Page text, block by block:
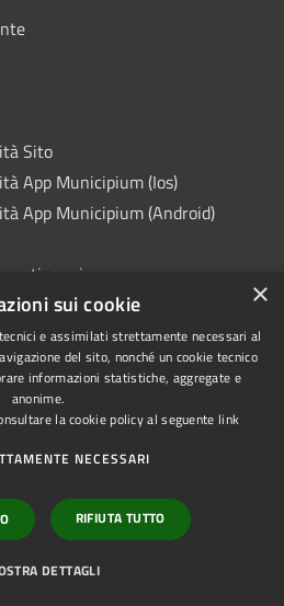
Sito
App Municipium (Ios)
App Municipium (Android)
privacy
Municipium•Accesso
redazione
×
sui cookie
e assimilati strettamente necessari al
del sito, nonché un cookie tecnico
informazioni statistiche, aggregate e
anonime.
la cookie policy al seguente link
NECESSARI
RIFIUTA TUTTO
DETTAGLI